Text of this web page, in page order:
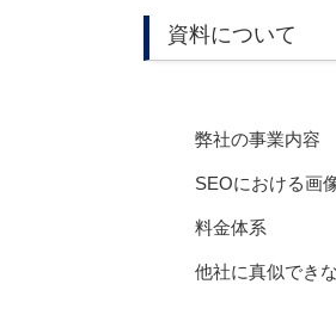
資料について
弊社の事業内容
SEOにおける画
料金体系
他社に真似でき